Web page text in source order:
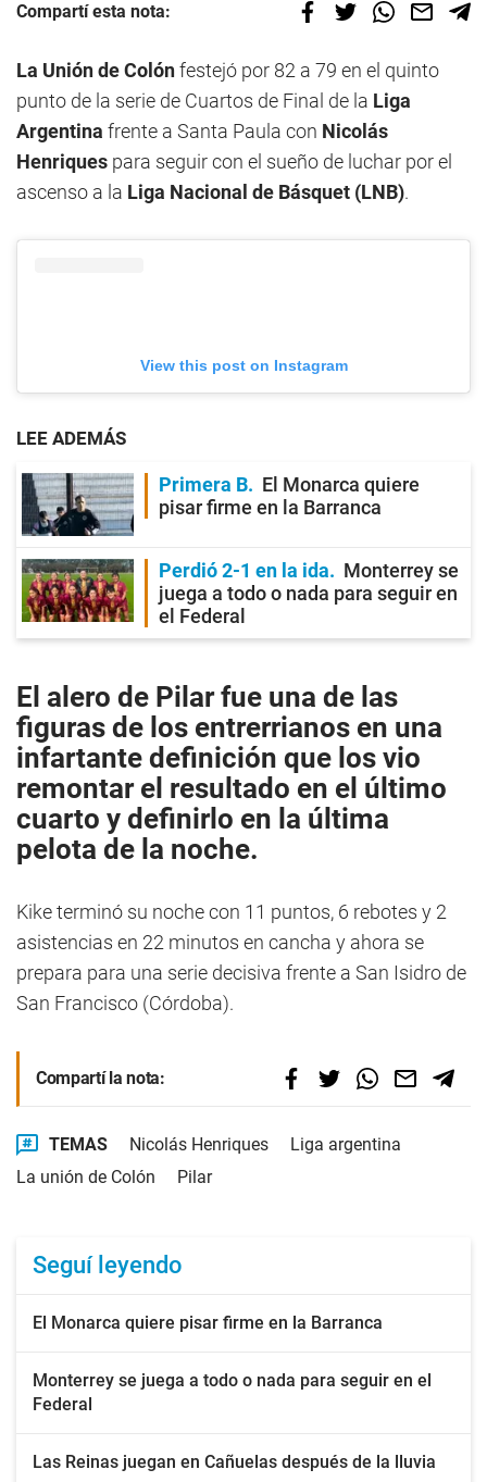
Compartí esta nota:
La Unión de Colónfestejó por 82 a 79 en el quinto
punto de la serie de Cuartos de Final de la Liga
Argentina frente a Santa Paula con Nicolás
Henriques para seguir con el sueño de luchar por el
ascenso a la Liga Nacional de Básquet (LNB).
View this post on Instagram
LEE ADEMÁS
Primera B
El Monarca quiere
pisar firme en la Barranca
Perdió 2-1 en la ida
Monterrey se
juega a todo o nada para seguir en
el Federal
El alero de Pilarfue una de las
figuras de los entrerrianos en una
infartante definición que los vio
remontar el resultado en el último
cuarto y definirlo en la última
pelota de la noche.
Kike terminó su noche con 11 puntos, 6 rebotes y 2
asistencias en 22 minutos en cancha y ahora se
prepara para una serie decisiva frente a San Isidro de
San Francisco (Córdoba).
Compartí la nota:
TEMAS Nicolás Henriques
Liga argentina
La unión de Colón
Pilar
Seguí leyendo
El Monarca quiere pisar firme en la Barranca
Monterrey se juega a todo o nada para seguir en el
Federal
Las Reinas juegan en Cañuelas después de la lluvia